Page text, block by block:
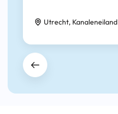
Utrecht, Kanaleneiland